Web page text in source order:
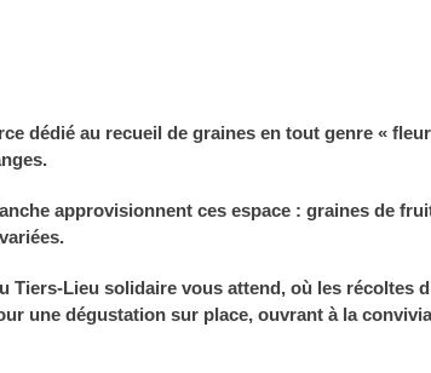
dédié au recueil de graines en tout genre «
approvisionnent ces espace : graines de
Tiers-Lieu solidaire vous attend, où les récoltes
une dégustation sur place, ouvrant à la